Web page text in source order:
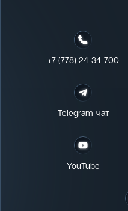
+7 (778) 24-34-700
Telegram-чат
YouTube